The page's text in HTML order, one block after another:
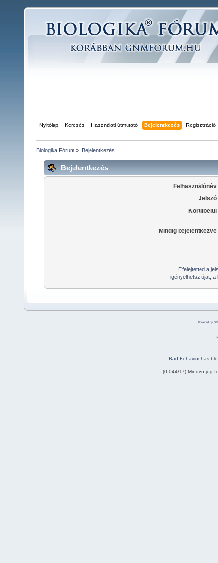
Nyitólap Keresés Használati útmutató Bejelentkezés Regisztráció
Biologika Fórum » Bejelentkezés
Bejelentkezés
Felhasználónév
Jelszó
Körülbelül
Mindig bejelentkezve
Elfelejtetted a
igényelhetsz újat, a
Powered by
Bad Behaviorhas
(0.044/17) Minden jog